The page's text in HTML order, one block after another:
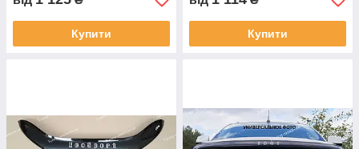
Купити Купити